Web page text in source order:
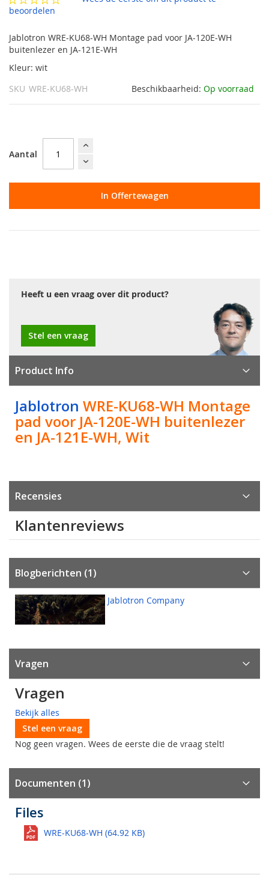
gallerij
beoordelen
Jablotron WRE-KU68-WH Montage pad voor JA-120E-WH
buitenlezer en JA-121E-WH
Kleur: wit
Beschikbaarheid: Op voorraad
SKU WRE-KU68-WH
Aantal
In Offertewagen
Heeft u een vraag over dit product?
Stel een vraag
Product Info
Jablotron WRE-KU68-WH Montage
pad voor JA-120E-WH buitenlezer
en JA-121E-WH, Wit
Recensies
Klantenreviews
Blogberichten (1)
Jablotron Company
Vragen
Vragen
Bekijk alles
Stel een vraag
Nog geen vragen. Wees de eerste die de vraag stelt!
Documenten (1)
Files
WRE-KU68-WH (64.92 KB)